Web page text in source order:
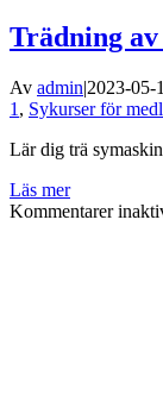
Trädning
Av admin|2023-05-
1 , Sykurser för
Lär dig trä
Läs mer
Kommentarer